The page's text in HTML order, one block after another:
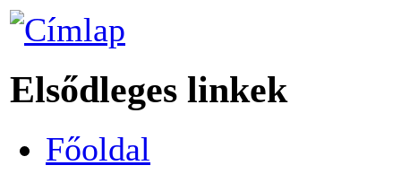
Elsődleges linkek
Főoldal